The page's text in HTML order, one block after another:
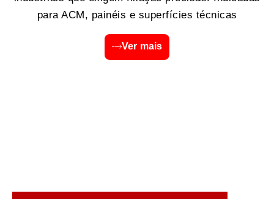
para ACM, painéis e superfícies técnicas
Ver mais